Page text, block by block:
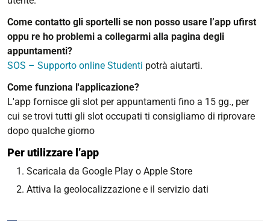
Come contatto gli sportelli se non posso usare l’app ufirst
oppu re ho problemi a collegarmi alla pagina degli
appuntamenti?
SOS – Supporto online Studenti potrà aiutarti.
Come funziona l'applicazione?
L'app fornisce gli slot per appuntamenti fino a 15 gg., per
cui se trovi tutti gli slot occupati ti consigliamo di riprovare
dopo qualche giorno
Per utilizzare l’app
Scaricala da Google Play o Apple Store
Attiva la geolocalizzazione e il servizio dati